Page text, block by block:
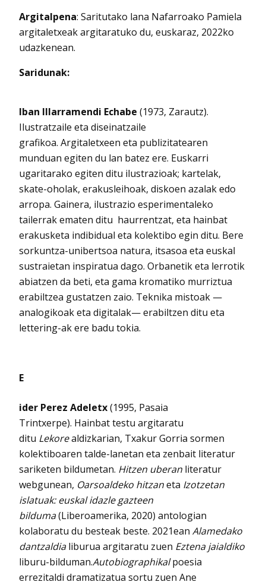
Argitalpena: Saritutako lana Nafarroako Pamiela
argitaletxeak argitaratuko du, euskaraz, 2022ko
udazkenean.
Saridunak:
Iban Illarramendi Echabe (1973, Zarautz).
Ilustratzaile eta diseinatzaile
grafikoa. Argitaletxeen eta publizitatearen
munduan egiten du lan batez ere. Euskarri
ugaritarako egiten ditu ilustrazioak; kartelak,
skate-oholak, erakusleihoak, diskoen azalak edo
arropa. Gainera, ilustrazio esperimentaleko
tailerrak ematen ditu haurrentzat, eta hainbat
erakusketa indibidual eta kolektibo egin ditu. Bere
sorkuntza-unibertsoa natura, itsasoa eta euskal
sustraietan inspiratua dago. Orbanetik eta lerrotik
abiatzen da beti, eta gama kromatiko murriztua
erabiltzea gustatzen zaio. Teknika mistoak —
analogikoak eta digitalak— erabiltzen ditu eta
lettering-ak ere badu tokia.
E
ider Perez Adeletx(1995, Pasaia
Trintxerpe). Hainbat testu argitaratu
ditu Lekorealdizkarian, Txakur Gorria sormen
kolektiboaren talde-lanetan eta zenbait literatur
sariketen bildumetan. Hitzen uberan literatur
webgunean, Oarsoaldeko hitzaneta Izotzetan
islatuak: euskal idazle gazteen
bilduma(Liberoamerika, 2020) antologian
kolaboratu du besteak beste. 2021ean Alamedako
dantzaldialiburua argitaratu zuen Eztena jaialdiko
liburu-bilduman.Autobiographikalpoesia
errezitaldi dramatizatua sortu zuen Ane